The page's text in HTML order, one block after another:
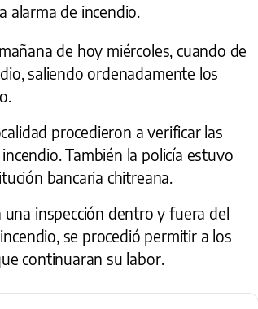
alarma de incendio.
de hoy miércoles, cuando de
saliendo ordenadamente los
procedieron a verificar las
También la policía estuvo
bancaria chitreana.
inspección dentro y fuera del
se procedió permitir a los
continuaran su labor.